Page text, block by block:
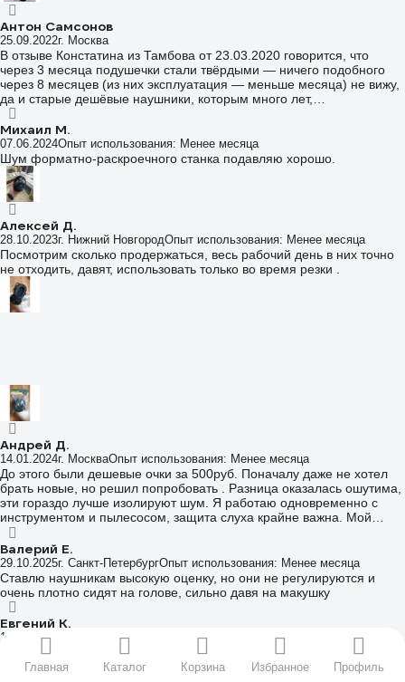
Главная Каталог Корзина Избранное Профиль
Антон Самсонов
25.09.2022г. Москва
В отзыве Констатина из Тамбова от 23.03.2020 говорится, что
через 3 месяца подушечки стали твёрдыми — ничего подобного
через 8 месяцев (из них эксплуатация — меньше месяца) не вижу,
да и старые дешёвые наушники, которым много лет,
демонстрируют, что поролон даже на открытом воздухе
не твердеет быстрее, чем за несколько десятков лет.
Михаил М.
07.06.2024Опыт использования: Менее месяца
Шум форматно-раскроечного станка подавляю хорошо.
Алексей Д.
28.10.2023г. Нижний НовгородОпыт использования: Менее месяца
Посмотрим сколько продержаться, весь рабочий день в них точно
не отходить, давят, использовать только во время резки .
Андрей Д.
14.01.2024г. МоскваОпыт использования: Менее месяца
До этого были дешевые очки за 500руб. Поначалу даже не хотел
брать новые, но решил попробовать . Разница оказалась ошутима,
эти гораздо лучше изолируют шум. Я работаю одновременно с
инструментом и пылесосом, защита слуха крайне важна. Мой
совет - не экономьте, доплатите небольшую сумму, но лучше
берите качество. А то что пишут некоторые неудобно регулировать
- по мне так всенормально регулируется, вообще нет проблем.
Валерий Е.
29.10.2025г. Санкт-ПетербургОпыт использования: Менее месяца
Ставлю наушникам высокую оценку, но они не регулируются и
очень плотно сидят на голове, сильно давя на макушку
Евгений К.
15.05.2024 г. Долгопрудный Опыт использования: Менее месяца
Качественный материал, хорошее прилегание, и не сильно
плотное, и не свободное. Довольно прилично снижают шум.